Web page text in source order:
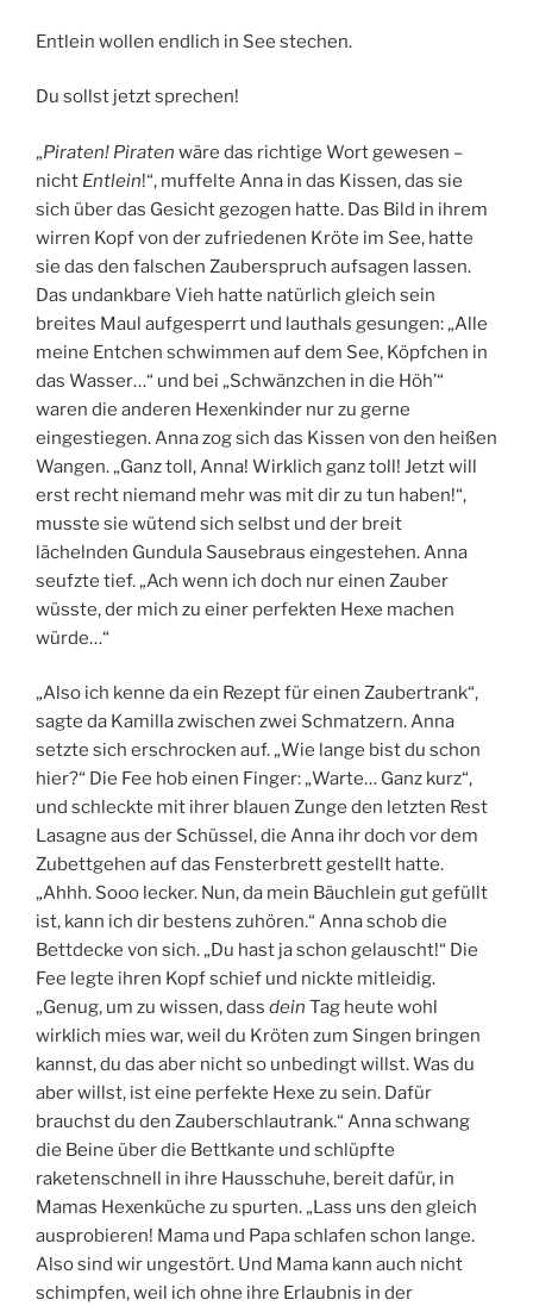
Entlein wollen endlich in See stechen.
Du sollst jetzt sprechen!
„Piraten! Piraten wäre das richtige Wort gewesen –
nicht Entlein!“, muffelte Anna in das Kissen, das sie
sich über das Gesicht gezogen hatte. Das Bild in ihrem
wirren Kopf von der zufriedenen Kröte im See, hatte
sie das den falschen Zauberspruch aufsagen lassen.
Das undankbare Vieh hatte natürlich gleich sein
breites Maul aufgesperrt und lauthals gesungen: „Alle
meine Entchen schwimmen auf dem See, Köpfchen in
das Wasser…“ und bei „Schwänzchen in die Höh’“
waren die anderen Hexenkinder nur zu gerne
eingestiegen. Anna zog sich das Kissen von den heißen
Wangen. „Ganz toll, Anna! Wirklich ganz toll! Jetzt will
erst recht niemand mehr was mit dir zu tun haben!“,
musste sie wütend sich selbst und der breit
lächelnden Gundula Sausebraus eingestehen. Anna
seufzte tief. „Ach wenn ich doch nur einen Zauber
wüsste, der mich zu einer perfekten Hexe machen
würde…“
„Also ich kenne da ein Rezept für einen Zaubertrank“,
sagte da Kamilla zwischen zwei Schmatzern. Anna
setzte sich erschrocken auf. „Wie lange bist du schon
hier?“ Die Fee hob einen Finger: „Warte… Ganz kurz“,
und schleckte mit ihrer blauen Zunge den letzten Rest
Lasagne aus der Schüssel, die Anna ihr doch vor dem
Zubettgehen auf das Fensterbrett gestellt hatte.
„Ahhh. Sooo lecker. Nun, da mein Bäuchlein gut gefüllt
ist, kann ich dir bestens zuhören.“ Anna schob die
Bettdecke von sich. „Du hast ja schon gelauscht!“ Die
Fee legte ihren Kopf schief und nickte mitleidig.
„Genug, um zu wissen, dass dein Tag heute wohl
wirklich mies war, weil du Kröten zum Singen bringen
kannst, du das aber nicht so unbedingt willst. Was du
aber willst, ist eine perfekte Hexe zu sein. Dafür
brauchst du den Zauberschlautrank.“ Anna schwang
die Beine über die Bettkante und schlüpfte
raketenschnell in ihre Hausschuhe, bereit dafür, in
Mamas Hexenküche zu spurten. „Lass uns den gleich
ausprobieren! Mama und Papa schlafen schon lange.
Also sind wir ungestört. Und Mama kann auch nicht
schimpfen, weil ich ohne ihre Erlaubnis in der